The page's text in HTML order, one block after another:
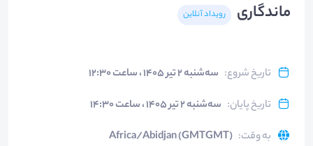
ماندگاری
رویداد آنلاین
تاریخ شروع: سه‌شنبه ۲ تیر ۱۴۰۵ ، ساعت ۱۲:۳۰
تاریخ پایان: سه‌شنبه ۲ تیر ۱۴۰۵ ، ساعت ۱۴:۳۰
به وقت:
Africa/Abidjan (GMTGMT)